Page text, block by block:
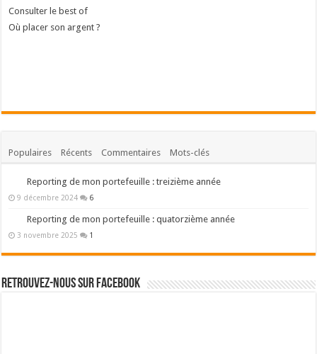
Consulter le best of
Où placer son argent ?
Populaires Récents Commentaires Mots-clés
Reporting de mon portefeuille : treizième année
9 décembre 2024 6
Reporting de mon portefeuille : quatorzième année
3 novembre 2025 1
Retrouvez-nous sur Facebook